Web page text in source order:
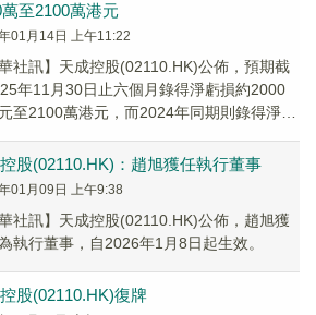
萬至2100萬港元
01月14日 上午11:22
華社訊】天成控股(02110.HK)公佈，預期截
年11月30日止六個月錄得淨虧損約2000
至2100萬港元，而2024年同期則錄得淨虧
股(02110.HK)：趙旭獲任執行董事
01月09日 上午9:38
華社訊】天成控股(02110.HK)公佈，趙旭獲
執行董事，自2026年1月8日起生效。
股(02110.HK)復牌